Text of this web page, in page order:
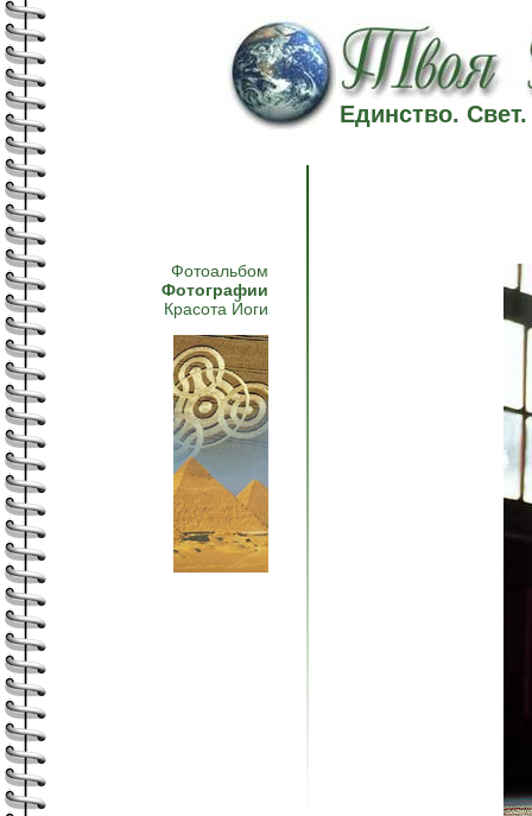
Единство.
Фотоальбом
Фотографии
Красота Йоги